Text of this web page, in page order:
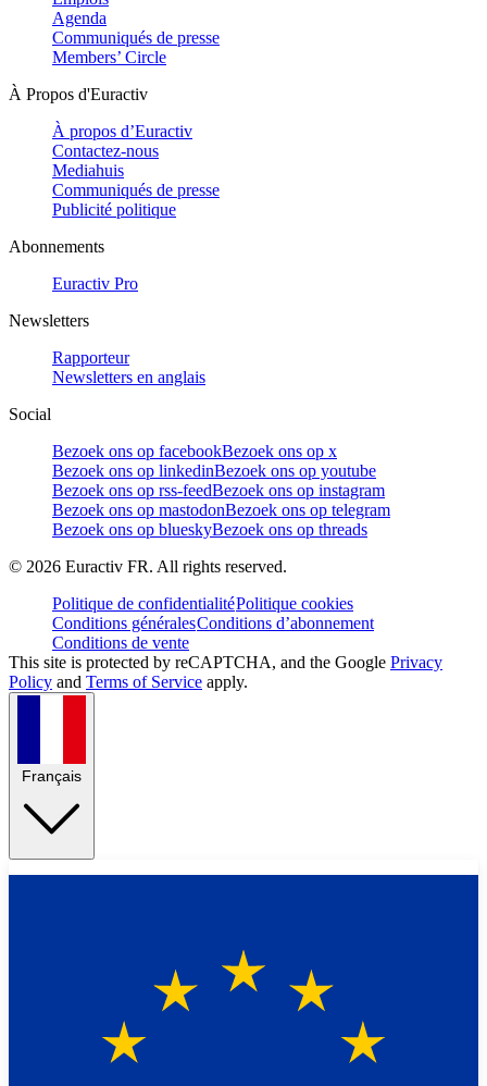
Agenda
Communiqués de presse
Members’ Circle
À Propos d'Euractiv
À propos d’Euractiv
Contactez-nous
Mediahuis
Communiqués de presse
Publicité politique
Abonnements
Euractiv Pro
Newsletters
Rapporteur
Newsletters en anglais
Social
Bezoek ons op facebookBezoek ons op x
Bezoek ons op linkedinBezoek ons op youtube
Bezoek ons op rss-feedBezoek ons op instagram
Bezoek ons op mastodonBezoek ons op telegram
Bezoek ons op blueskyBezoek ons op threads
© 2026 Euractiv FR. All rights reserved.
Politique de confidentialitéPolitique cookies
Conditions généralesConditions d’abonnement
Conditions de vente
This site is protected by reCAPTCHA, and the Google Privacy
Policy and Terms of Service apply.
Français